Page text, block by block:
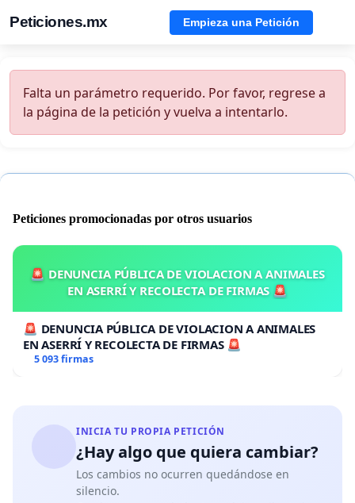
Peticiones.mx Empieza una Petición
Falta un parámetro requerido. Por favor, regrese a
la página de la petición y vuelva a intentarlo.
Peticiones promocionadas por otros usuarios
🚨 DENUNCIA PÚBLICA DE VIOLACION A ANIMALES
EN ASERRÍ Y RECOLECTA DE FIRMAS 🚨
🚨 DENUNCIA PÚBLICA DE VIOLACION A ANIMALES
EN ASERRÍ Y RECOLECTA DE FIRMAS 🚨
5 093 firmas
INICIA TU PROPIA PETICIÓN
¿Hay algo que quiera cambiar?
Los cambios no ocurren quedándose en
silencio.